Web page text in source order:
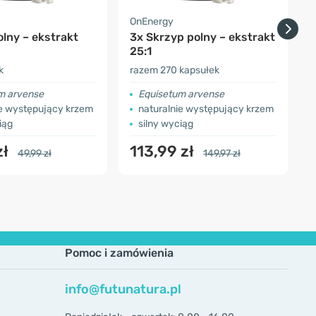
– ekstrakt
arvense
występujący krzem
49,99 zł
OnEnergy
3x Skrzyp polny – ekstrakt
25:1
razem 270 kapsułek
Equisetum arvense
naturalnie występujący krzem
silny wyciąg
113,99 zł 149,97 zł
Pomoc i zamówienia
info@futunatura.pl